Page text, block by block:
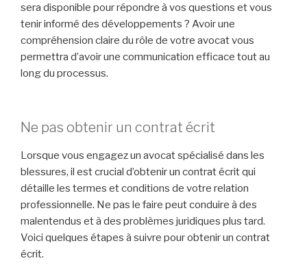
sera disponible pour répondre à vos questions et vous
tenir informé des développements ? Avoir une
compréhension claire du rôle de votre avocat vous
permettra d’avoir une communication efficace tout au
long du processus.
Ne pas obtenir un contrat écrit
Lorsque vous engagez un avocat spécialisé dans les
blessures, il est crucial d’obtenir un contrat écrit qui
détaille les termes et conditions de votre relation
professionnelle. Ne pas le faire peut conduire à des
malentendus et à des problèmes juridiques plus tard.
Voici quelques étapes à suivre pour obtenir un contrat
écrit.